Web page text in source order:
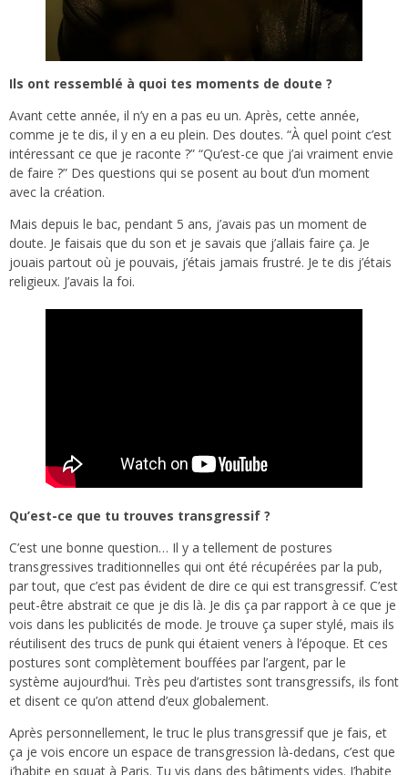
Ils ont ressemblé à quoi tes moments de doute ?
Avant cette année, il n’y en a pas eu un. Après, cette année,
comme je te dis, il y en a eu plein. Des doutes. “À quel point c’est
intéressant ce que je raconte ?” “Qu’est-ce que j’ai vraiment envie
de faire ?” Des questions qui se posent au bout d’un moment
avec la création.
Mais depuis le bac, pendant 5 ans, j’avais pas un moment de
doute. Je faisais que du son et je savais que j’allais faire ça. Je
jouais partout où je pouvais, j’étais jamais frustré. Je te dis j’étais
religieux. J’avais la foi.
Qu’est-ce que tu trouves transgressif ?
C’est une bonne question… Il y a tellement de postures
transgressives traditionnelles qui ont été récupérées par la pub,
par tout, que c’est pas évident de dire ce qui est transgressif. C’est
peut-être abstrait ce que je dis là. Je dis ça par rapport à ce que je
vois dans les publicités de mode. Je trouve ça super stylé, mais ils
réutilisent des trucs de punk qui étaient veners à l’époque. Et ces
postures sont complètement bouffées par l’argent, par le
système aujourd’hui. Très peu d’artistes sont transgressifs, ils font
et disent ce qu’on attend d’eux globalement.
Après personnellement, le truc le plus transgressif que je fais, et
ça je vois encore un espace de transgression là-dedans, c’est que
j’habite en squat à Paris. Tu vis dans des bâtiments vides. J’habite